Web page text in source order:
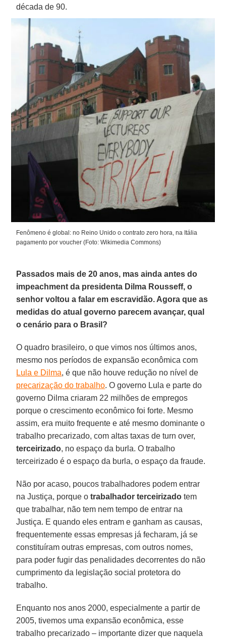
década de 90.
Fenômeno é global: no Reino Unido o contrato zero hora, na Itália
pagamento por voucher (Foto: Wikimedia Commons)
Passados mais de 20 anos, mas ainda antes do
impeachment da presidenta Dilma Rousseff, o
senhor voltou a falar em escravidão. Agora que as
medidas do atual governo parecem avançar, qual
o cenário para o Brasil?
O quadro brasileiro, o que vimos nos últimos anos,
mesmo nos períodos de expansão econômica com
Lula e Dilma, é que não houve redução no nível de
precarização do trabalho. O governo Lula e parte do
governo Dilma criaram 22 milhões de empregos
porque o crescimento econômico foi forte. Mesmo
assim, era muito frequente e até mesmo dominante o
trabalho precarizado, com altas taxas de turn over,
terceirizado, no espaço da burla. O trabalho
terceirizado é o espaço da burla, o espaço da fraude.
Não por acaso, poucos trabalhadores podem entrar
na Justiça, porque otrabalhador terceirizado tem
que trabalhar, não tem nem tempo de entrar na
Justiça. E quando eles entram e ganham as causas,
frequentemente essas empresas já fecharam, já se
constituíram outras empresas, com outros nomes,
para poder fugir das penalidades decorrentes do não
cumprimento da legislação social protetora do
trabalho.
Enquanto nos anos 2000, especialmente a partir de
2005, tivemos uma expansão econômica, esse
trabalho precarizado – importante dizer que naquela